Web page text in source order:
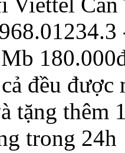
đều
tặng thêm
trong 24h